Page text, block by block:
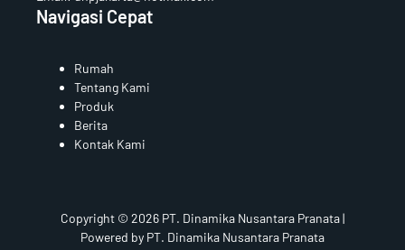
Navigasi Cepat
Rumah
Tentang Kami
Produk
Berita
Kontak Kami
Copyright © 2026 PT. Dinamika Nusantara Pranata |
Powered by PT. Dinamika Nusantara Pranata